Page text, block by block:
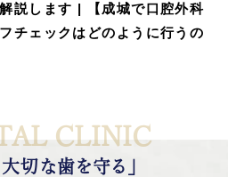
説します
【成城で口腔外科
チェックはどのように行うの
CLINIC
大切な歯を守る」